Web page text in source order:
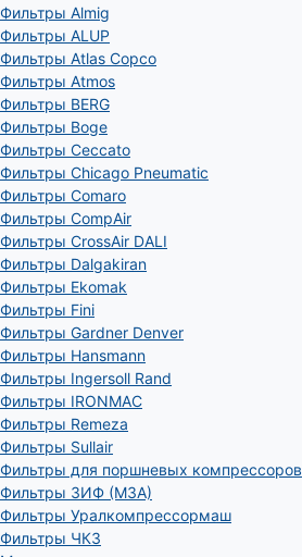
Фильтры Almig
Фильтры ALUP
Фильтры Atlas Copco
Фильтры Atmos
Фильтры BERG
Фильтры Boge
Фильтры Ceccato
Фильтры Chicago Pneumatic
Фильтры Comaro
Фильтры CompAir
Фильтры CrossAir DALI
Фильтры Dalgakiran
Фильтры Ekomak
Фильтры Fini
Фильтры Gardner Denver
Фильтры Hansmann
Фильтры Ingersoll Rand
Фильтры IRONMAC
Фильтры Remeza
Фильтры Sullair
Фильтры для поршневых компрессоров
Фильтры ЗИФ (МЗА)
Фильтры Уралкомпрессормаш
Фильтры ЧКЗ